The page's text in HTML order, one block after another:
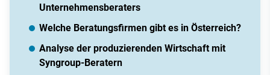
Unternehmensberaters
Welche Beratungsfirmen gibt es in Österreich?
Analyse der produzierenden Wirtschaft mit
Syngroup-Beratern